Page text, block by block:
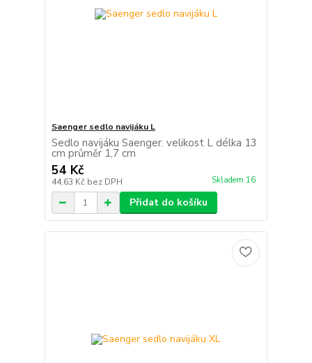
Saenger sedlo navijáku L
Sedlo navijáku Saenger. velikost L délka 13
cm průměr 1,7 cm
54 Kč
44,63 Kč bez DPH Skladem 16
Přidat do košíku